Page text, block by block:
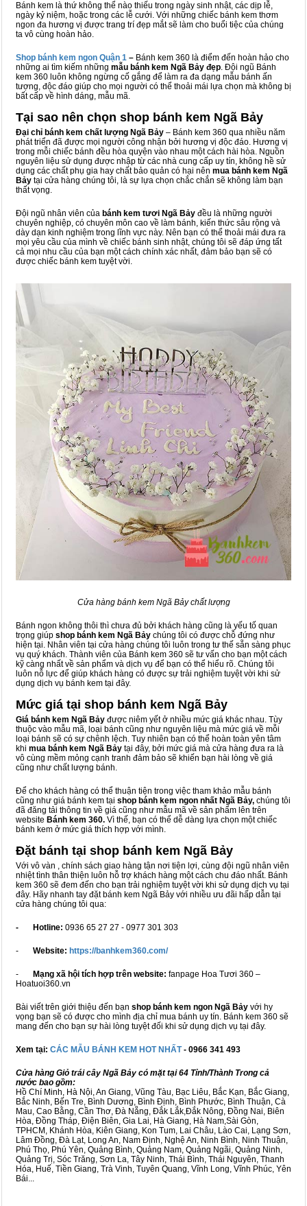
Bánh kem là thứ không thể nào thiếu trong ngày sinh nhật, các dịp lễ,
ngày kỷ niệm, hoặc trong các lễ cưới. Với những chiếc bánh kem thơm
ngon đa hương vị được trang trí đẹp mắt sẽ làm cho buổi tiệc của chúng
ta vô cùng hoàn hảo.
Shop bánh kem ngon Quận 1 – Bánh kem 360 là điểm đến hoàn hảo cho
những ai tìm kiếm những mẫu bánh kem Ngã Bảy đẹp. Đội ngũ Bánh
kem 360 luôn không ngừng cố gắng để làm ra đa dạng mẫu bánh ấn
tượng, độc đáo giúp cho mọi người có thể thoải mái lựa chọn mà không bị
bất cấp về hình dáng, mẫu mã.
Tại sao nên chọn shop bánh kem Ngã Bảy
Đại chỉ bánh kem chất lượng Ngã Bảy – Bánh kem 360 qua nhiều năm
phát triển đã được mọi người công nhận bởi hương vị độc đáo. Hương vị
trong mỗi chiếc bánh đều hòa quyện vào nhau một cách hài hòa. Nguồn
nguyên liệu sử dụng được nhập từ các nhà cung cấp uy tín, không hề sử
dụng các chất phụ gia hay chất bảo quản có hại nên mua bánh kem Ngã
Bảy tại cửa hàng chúng tôi, là sự lựa chọn chắc chắn sẽ không làm bạn
thất vọng.
Đội ngũ nhân viên của bánh kem tươi Ngã Bảy đều là những người
chuyên nghiệp, có chuyên môn cao về làm bánh, kiến thức sâu rộng và
dày dạn kinh nghiệm trong lĩnh vực này. Nên bạn có thể thoải mái đưa ra
mọi yêu cầu của mình về chiếc bánh sinh nhật, chúng tôi sẽ đáp ứng tất
cả mọi nhu cầu của bạn một cách chính xác nhất, đảm bảo bạn sẽ có
được chiếc bánh kem tuyệt vời.
Cửa hàng bánh kem Ngã Bảy chất lượng
Bánh ngon không thôi thì chưa đủ bởi khách hàng cũng là yếu tố quan
trọng giúp shop bánh kem Ngã Bảy chúng tôi có được chỗ đứng như
hiện tại. Nhân viên tại cửa hàng chúng tôi luôn trong tư thế sẵn sàng phục
vụ quý khách. Thành viên của Bánh kem 360 sẽ tư vấn cho bạn một cách
kỹ càng nhất về sản phẩm và dịch vụ để bạn có thể hiểu rõ. Chúng tôi
luôn nỗ lực để giúp khách hàng có được sự trải nghiệm tuyệt vời khi sử
dụng dịch vụ bánh kem tại đây.
Mức giá tại shop bánh kem Ngã Bảy
Giá bánh kem Ngã Bảy được niêm yết ở nhiều mức giá khác nhau. Tùy
thuộc vào mẫu mã, loại bánh cũng như nguyên liệu mà mức giá về mỗi
loại bánh sẽ có sự chênh lệch. Tuy nhiên bạn có thể hoàn toàn yên tâm
khi mua bánh kem Ngã Bảy tại đây, bởi mức giá mà cửa hàng đưa ra là
vô cùng mềm mỏng cạnh tranh đảm bảo sẽ khiến bạn hài lòng về giá
cũng như chất lượng bánh.
Để cho khách hàng có thể thuận tiện trong việc tham khảo mẫu bánh
cũng như giá bánh kem tại shop bánh kem ngon nhất Ngã Bảy, chúng tôi
đã đăng tải thông tin về giá cũng như mẫu mã về sản phẩm lên trên
website Bánh kem 360. Vì thế, bạn có thể dễ dàng lựa chọn một chiếc
bánh kem ở mức giá thích hợp với mình.
Đặt bánh tại shop bánh kem Ngã Bảy
Với vô vàn , chính sách giao hàng tận nơi tiện lợi, cùng đội ngũ nhân viên
nhiệt tình thân thiện luôn hỗ trợ khách hàng một cách chu đáo nhất. Bánh
kem 360 sẽ đem đến cho bạn trải nghiệm tuyệt vời khi sử dụng dịch vụ tại
đây. Hãy nhanh tay đặt bánh kem Ngã Bảy với nhiều ưu đãi hấp dẫn tại
cửa hàng chúng tôi qua:
- Hotline: 0936 65 27 27 - 0977 301 303
- Website: https://banhkem360.com/
- Mạng xã hội tích hợp trên website: fanpage Hoa Tươi 360 –
Hoatuoi360.vn
Bài viết trên giới thiệu đến bạn shop bánh kem ngon Ngã Bảy với hy
vọng bạn sẽ có được cho mình địa chỉ mua bánh uy tín. Bánh kem 360 sẽ
mang đến cho bạn sự hài lòng tuyệt đối khi sử dụng dịch vụ tại đây.
Xem tại: CÁC MẪU BÁNH KEM HOT NHẤT- 0966 341 493
Cửa hàng Giỏ trái cây Ngã Bảy có mặt tại 64 Tỉnh/Thành Trong cả
nước bao gồm:
Hồ Chí Minh, Hà Nội, An Giang, Vũng Tàu, Bạc Liêu, Bắc Kạn, Bắc Giang,
Bắc Ninh, Bến Tre, Bình Dương, Bình Định, Bình Phước, Bình Thuận, Cà
Mau, Cao Bằng, Cần Thơ, Đà Nẵng, Đắk Lắk,Đắk Nông, Đồng Nai, Biên
Hòa, Đồng Tháp, Điện Biên, Gia Lai, Hà Giang, Hà Nam,Sài Gòn,
TPHCM, Khánh Hòa, Kiên Giang, Kon Tum, Lai Châu, Lào Cai, Lạng Sơn,
Lâm Đồng, Đà Lạt, Long An, Nam Định, Nghệ An, Ninh Bình, Ninh Thuận,
Phú Thọ, Phú Yên, Quảng Bình, Quảng Nam, Quảng Ngãi, Quảng Ninh,
Quảng Trị, Sóc Trăng, Sơn La, Tây Ninh, Thái Bình, Thái Nguyên, Thanh
Hóa, Huế, Tiền Giang, Trà Vinh, Tuyên Quang, Vĩnh Long, Vĩnh Phúc, Yên
Bái...